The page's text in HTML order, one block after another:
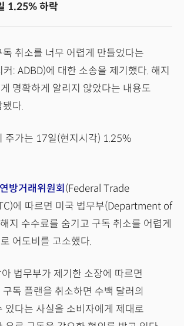
1.25% 하락
취소를 너무 어렵게 만들었다는
: ADBD)에 대한 소송을 제기했다. 해지
명확하게 알리지 않았다는 내용도
다.
주가는 17일(현지시각) 1.25%
연방거래위원회 (Federal Trade
에 따르면 미국 법무부(Department of
지 수수료를 숨기고 구독 취소를 어렵게
어도비를 고소했다.
법무부가 제기한 소장에 따르면
독 플랜을 취소하면 수백 달러의
있다는 사실을 소비자에게 제대로